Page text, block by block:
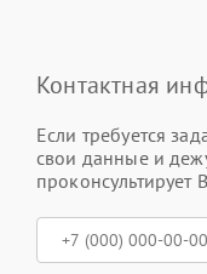
Контактная
Если требуется
свои данные и
проконсультирует